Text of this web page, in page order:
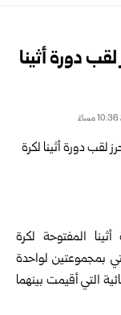
دورة أثينا
المفتوحة لكرة
بمجموعتين لواحدة
النهائية التي أقيمت بينهما